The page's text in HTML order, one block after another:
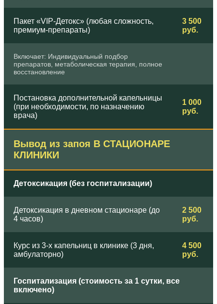
Пакет «VIP-Детокс» (любая сложность,
премиум-препараты)
3 500
руб.
Включает: Индивидуальный подбор
препаратов, метаболическая терапия, полное
восстановление
Постановка дополнительной капельницы
(при необходимости, по назначению
врача)
1 000
руб.
Вывод из запоя В СТАЦИОНАРЕ
КЛИНИКИ
Детоксикация (без госпитализации)
Детоксикация в дневном стационаре (до
4 часов)
2 500
руб.
Курс из 3-х капельниц в клинике (3 дня,
амбулаторно)
4 500
руб.
Госпитализация (стоимость за 1 сутки, все
включено)